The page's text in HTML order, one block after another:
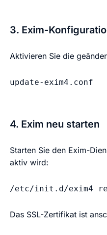
3. Exim-
Aktivieren Sie die
update-exim4.conf
4. Exim neu starten
Starten Sie den Exim-
aktiv wird:
/etc/init.d/exim4
Das SSL-Zertifikat ist